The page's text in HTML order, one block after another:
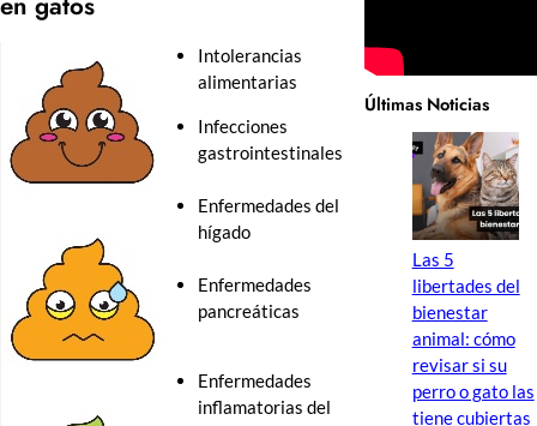
Intolerancias
alimentarias
Infecciones
gastrointestinales
Enfermedades del
hígado
Enfermedades
pancreáticas
Enfermedades
inflamatorias del
Últimas Noticias
Las 5
libertades del
bienestar
animal: cómo
revisar si su
perro o gato las
tiene cubiertas